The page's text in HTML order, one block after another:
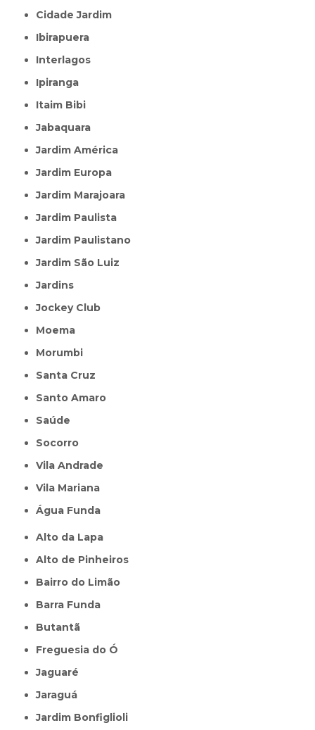
Cidade Jardim
Ibirapuera
Interlagos
Ipiranga
Itaim Bibi
Jabaquara
Jardim América
Jardim Europa
Jardim Marajoara
Jardim Paulista
Jardim Paulistano
Jardim São Luiz
Jardins
Jockey Club
Moema
Morumbi
Santa Cruz
Santo Amaro
Saúde
Socorro
Vila Andrade
Vila Mariana
Água Funda
Alto da Lapa
Alto de Pinheiros
Bairro do Limão
Barra Funda
Butantã
Freguesia do Ó
Jaguaré
Jaraguá
Jardim Bonfiglioli